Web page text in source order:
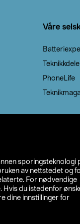
sporingsteknologi
av nettstedet og
For nødvendige
Hvis du istedenfor
dine innstillinger for
Våre
PhoneLife